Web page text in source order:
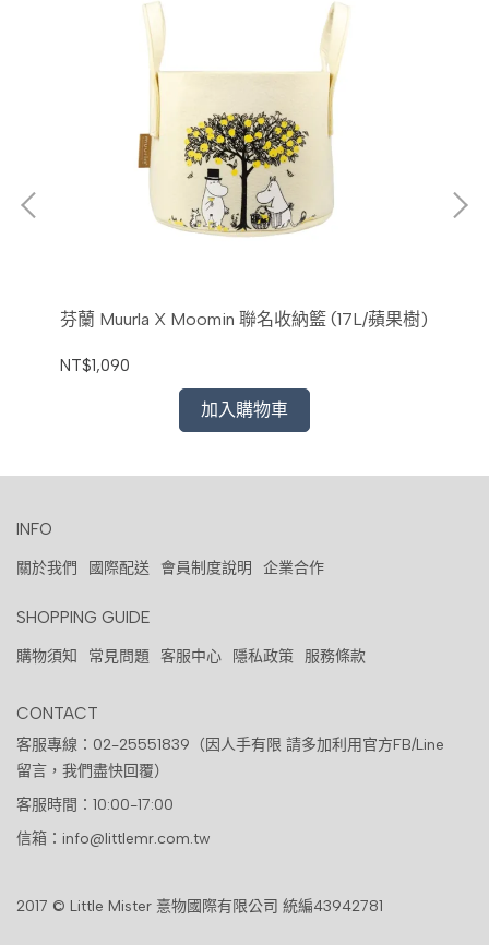
芬蘭 Muurla X Moomin 聯名收納籃 (17L/蘋果樹)
NT$1,090
加入購物車
INFO
關於我們 國際配送 會員制度說明 企業合作
SHOPPING GUIDE
購物須知 常見問題 客服中心 隱私政策 服務條款
CONTACT
客服專線：02-25551839（因人手有限 請多加利用官方FB/Line
留言，我們盡快回覆）
客服時間：10:00-17:00
信箱：info@littlemr.com.tw
2017 © Little Mister 憙物國際有限公司 統編43942781